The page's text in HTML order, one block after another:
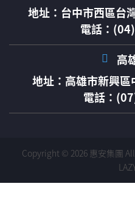
地址： 台中市西區台
電話：
高
地址： 高雄市新興
電話：
Copyright © 2026 惠安集團